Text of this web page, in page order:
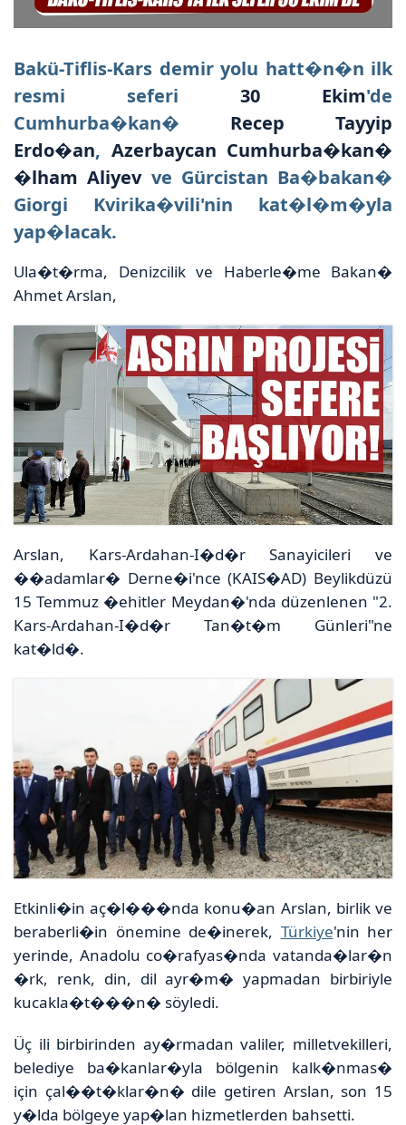
Bakü-Tiflis-Kars demir yolu hatt�n�n ilk
resmi seferi 30 Ekim'de
Cumhurba�kan� Recep Tayyip
Erdo�an, Azerbaycan Cumhurba�kan�
�lham Aliyevve Gürcistan Ba�bakan�
Giorgi Kvirika�vili'nin kat�l�m�yla
yap�lacak.
Ula�t�rma, Denizcilik ve Haberle�me Bakan�
Ahmet Arslan,
Arslan, Kars-Ardahan-I�d�r Sanayicileri ve
��adamlar� Derne�i'nce (KAIS�AD) Beylikdüzü
15 Temmuz �ehitler Meydan�'nda düzenlenen "2.
Kars-Ardahan-I�d�r Tan�t�m Günleri"ne
kat�ld�.
Etkinli�in aç�l���nda konu�an Arslan, birlik ve
beraberli�in önemine de�inerek, Türkiye'nin her
yerinde, Anadolu co�rafyas�nda vatanda�lar�n
�rk, renk, din, dil ayr�m� yapmadan birbiriyle
kucakla�t���n� söyledi.
Üç ili birbirinden ay�rmadan valiler, milletvekilleri,
belediye ba�kanlar�yla bölgenin kalk�nmas�
için çal��t�klar�n� dile getiren Arslan, son 15
y�lda bölgeye yap�lan hizmetlerden bahsetti.